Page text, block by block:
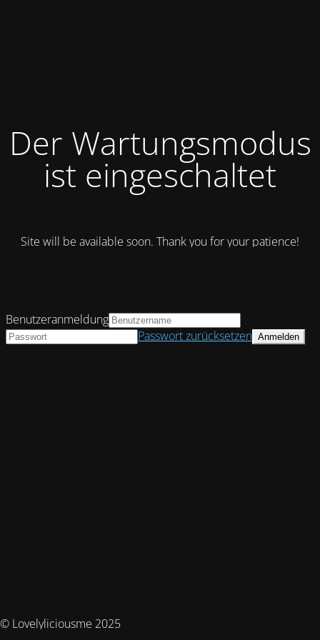
Der Wartungsmodus
ist eingeschaltet
Site will be available soon. Thank you for your patience!
© Lovelyliciousme 2025
Benutzeranmeldung
Passwort zurücksetzen